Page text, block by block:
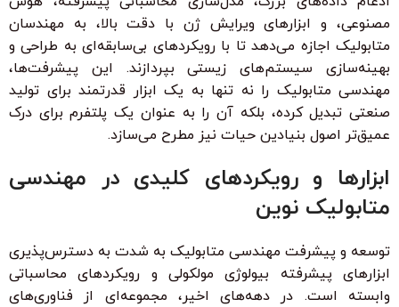
مصنوعی، و ابزارهای ویرایش ژن با دقت بالا، به مهندسان
متابولیک اجازه می‌دهد تا با رویکردهای بی‌سابقه‌ای به طراحی و
بهینه‌سازی سیستم‌های زیستی بپردازند. این پیشرفت‌ها،
مهندسی متابولیک را نه تنها به یک ابزار قدرتمند برای تولید
صنعتی تبدیل کرده، بلکه آن را به عنوان یک پلتفرم برای درک
عمیق‌تر اصول بنیادین حیات نیز مطرح می‌سازد.
ابزارها و رویکردهای کلیدی در مهندسی
متابولیک نوین
توسعه و پیشرفت مهندسی متابولیک به شدت به دسترس‌پذیری
ابزارهای پیشرفته بیولوژی مولکولی و رویکردهای محاسباتی
وابسته است. در دهه‌های اخیر، مجموعه‌ای از فناوری‌های